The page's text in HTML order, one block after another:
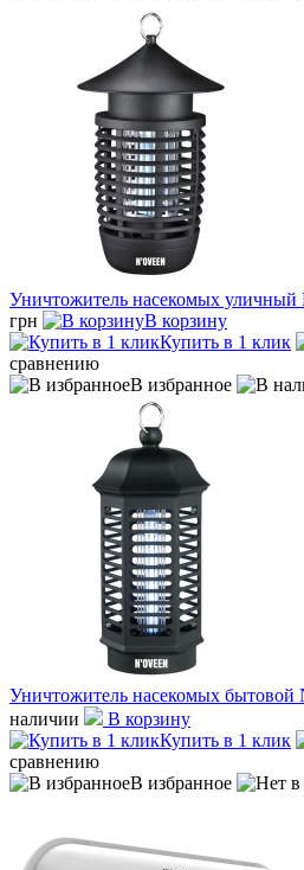
Уничтожитель насекомых уличный
грн
В корзину
Купить в 1 клик
сравнению
В избранное
Уничтожитель насекомых бытовой
наличии
В корзину
Купить в 1 клик
сравнению
В избранное